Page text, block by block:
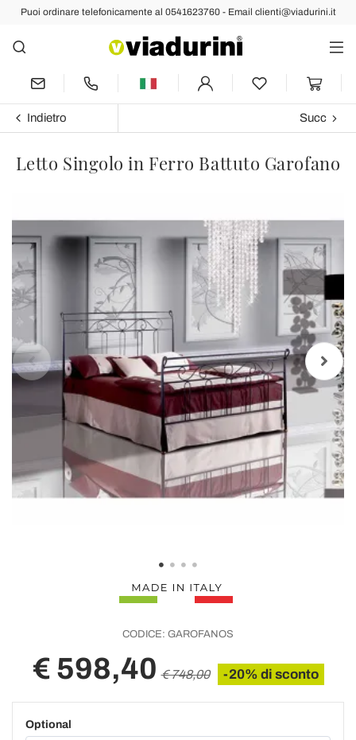
Puoi ordinare telefonicamente al 0541623760 - Email clienti@viadurini.it
Indietro Succ
Letto Singolo in Ferro Battuto Garofano
CODICE: GAROFANOS
€ 598,40 € 748,00 -20% di sconto
Optional